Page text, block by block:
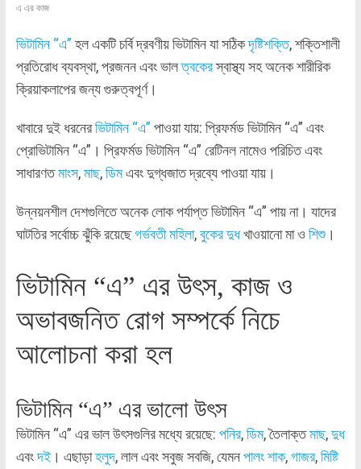
এ এর কাজ
ভিটামিন “এ” হল একটি চর্বি দ্রবণীয় ভিটামিন যা সঠিকদৃষ্টিশক্তি, শক্তিশালী
প্রতিরোধ ব্যবস্থা, প্রজনন এবং ভালত্বকেরস্বাস্থ্য সহ অনেক শারীরিক
ক্রিয়াকলাপের জন্য গুরুত্বপূর্ণ।
খাবারে দুই ধরনেরভিটামিন “এ” পাওয়া যায়: প্রিফর্মড ভিটামিন “এ” এবং
প্রোভিটামিন “এ”। প্রিফর্মড ভিটামিন “এ” রেটিনল নামেও পরিচিত এবং
সাধারণতমাংস,মাছ,ডিমএবং দুগ্ধজাত দ্রব্যে পাওয়া যায়।
উন্নয়নশীল দেশগুলিতে অনেক লোক পর্যাপ্ত ভিটামিন “এ” পায় না। যাদের
ঘাটতির সর্বোচ্চ ঝুঁকি রয়েছেগর্ভবতী মহিলা,বুকের দুধখাওয়ানো মা ও শিশু।
ভিটামিন “এ” এর উৎস, কাজ ও
অভাবজনিত রোগ সম্পর্কে নিচে
আলোচনা করা হল
ভিটামিন “এ” এর ​​ভালো উৎস
ভিটামিন “এ” এর ভাল উৎসগুলির মধ্যে রয়েছে: পনির,ডিম, তৈলাক্তমাছ,দুধ
এবংদই। এছাড়াহলুদ, লাল এবং সবুজ সবজি, যেমনপালং শাক,গাজর,মিষ্টি